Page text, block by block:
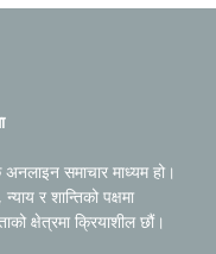
अनलाइन समाचार माध्यम हो।
र शान्तिको पक्षमा
क्षेत्रमा क्रियाशील छौं।